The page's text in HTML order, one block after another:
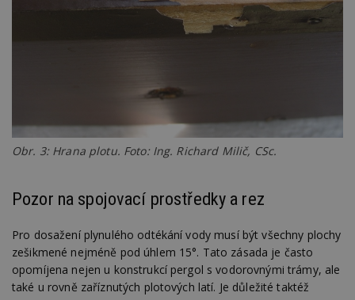
Obr. 3: Hrana plotu. Foto: Ing. Richard Milič, CSc.
Pozor na spojovací prostředky a rez
Pro dosažení plynulého odtékání vody musí být všechny plochy
zešikmené nejméně pod úhlem 15°. Tato zásada je často
opomíjena nejen u konstrukcí pergol s vodorovnými trámy, ale
také u rovně zaříznutých plotových latí. Je důležité taktéž